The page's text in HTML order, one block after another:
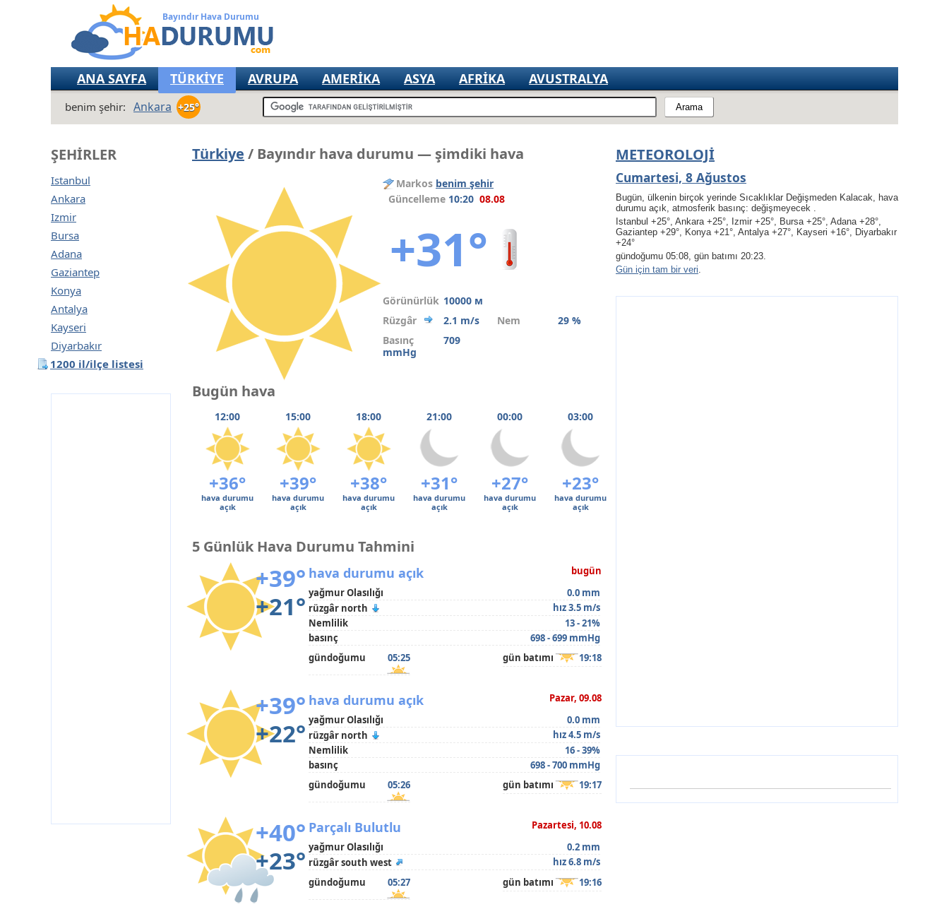
Bayındır Hava Durumu
ANA SAYFA TÜRKİYE AVRUPA AMERIKA ASYA AFRIKA AVUSTRALYA
benim şehir: Ankara +25°
ŞEHIRLER
Istanbul
Ankara
Izmir
Bursa
Adana
Gaziantep
Konya
Antalya
Kayseri
Diyarbakır
1200 il/ilçe listesi
Türkiye / Bayındır hava durumu — şimdiki hava
Markos benim şehir
Güncelleme 10:20 08.08
+31°
Görünürlük 10000 м
Rüzgâr
2.1 m/s Nem
29 %
Basınç
709
mmHg
Bugün hava
12:00 15:00 18:00 21:00 00:00 03:00
+36° +39° +38° +31° +27° +23°
hava durumu
açık
hava durumu
açık
hava durumu
açık
hava durumu
açık
hava durumu
açık
hava durumu
açık
5 Günlük Hava Durumu Tahmini
+39°
+21°
bugün
hava durumu açık
yağmur Olasılığı
0.0 mm
rüzgâr north
hız 3.5 m/s
Nemlilik
13 - 21%
basınç
698 - 699 mmHg
gündoğumu
05:25 gün batımı 19:18
+39°
+22°
Pazar, 09.08
hava durumu açık
yağmur Olasılığı
0.0 mm
rüzgâr north
hız 4.5 m/s
Nemlilik
16 - 39%
basınç
698 - 700 mmHg
gündoğumu
05:26 gün batımı 19:17
+40°
+23°
Pazartesi, 10.08
Parçalı Bulutlu
yağmur Olasılığı
0.2 mm
rüzgâr south west
hız 6.8 m/s
gündoğumu
05:27 gün batımı 19:16
METEOROLOJI
Cumartesi, 8 Ağustos
Bugün, ülkenin birçok yerinde Sıcaklıklar Değişmeden Kalacak, hava
durumu açık, atmosferik basınç: değişmeyecek .
Istanbul +25°, Ankara +25°, Izmir +25°, Bursa +25°, Adana +28°,
Gaziantep +29°, Konya +21°, Antalya +27°, Kayseri +16°, Diyarbakır
+24°
gündoğumu 05:08, gün batımı 20:23.
Gün için tam bir veri.